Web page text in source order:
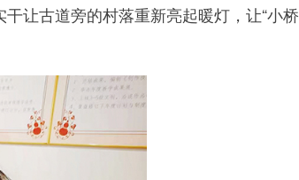
让古道旁的村落重新亮起暖灯，让“小桥